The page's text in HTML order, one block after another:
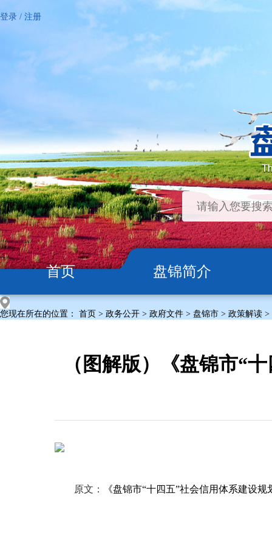
登录 / 注册
首页 盘锦简介
您现在所在的位置： 首页 > 政务公开 > 政府文件 > 盘锦市 > 政策解读 >
（图解版）《盘锦市“
原文： 《盘锦市“十四五”社会信用体系建设